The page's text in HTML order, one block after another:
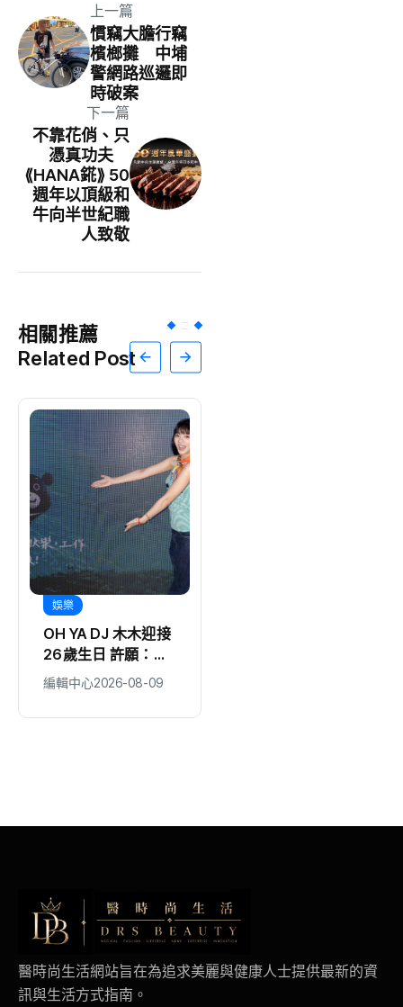
上一篇
慣竊大膽行竊
檳榔攤 中埔
警網路巡邏即
時破案
下一篇
不靠花俏、只
憑真功夫
⟪HANA錵⟫ 50
週年以頂級和
牛向半世紀職
人致敬
相關推薦
Related Post
娛樂
OH YA DJ 木木迎接
26歲生日 許願：
「我要當電影女主
角！」
編輯中心2026-08-09
醫時尚生活網站旨在為追求美麗與健康人士提供最新的資
訊與生活方式指南。